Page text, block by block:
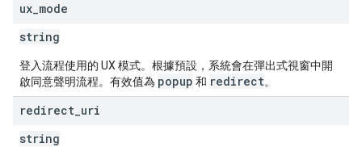
ux mode
string
登入流程使用的 UX 模式。根據預設，系統會在彈出式視窗中開
啟同意聲明流程。有效值為 popup 和 redirect。
redirect uri
string